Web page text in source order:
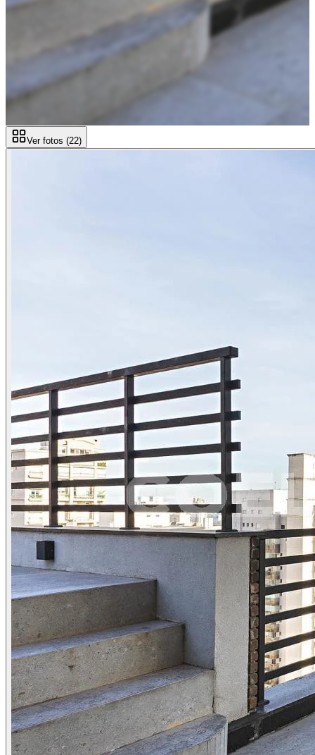
Ver fotos (22)